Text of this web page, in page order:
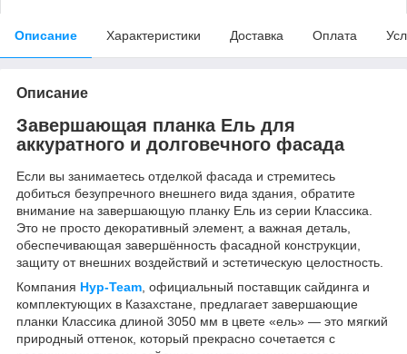
Описание Характеристики Доставка Оплата
Описание
Завершающая планка Ель для
аккуратного и долговечного фасада
Если вы занимаетесь отделкой фасада и стремитесь
добиться безупречного внешнего вида здания, обратите
внимание на завершающую планку Ель из серии Классика.
Это не просто декоративный элемент, а важная деталь,
обеспечивающая завершённость фасадной конструкции,
защиту от внешних воздействий и эстетическую целостность.
Компания Нур-Team, официальный поставщик сайдинга и
комплектующих в Казахстане, предлагает завершающие
планки Классика длиной 3050 мм в цвете «ель» — это мягкий
природный оттенок, который прекрасно сочетается с